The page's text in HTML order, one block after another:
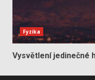
Fyzika
Vysvětlení jedinečné